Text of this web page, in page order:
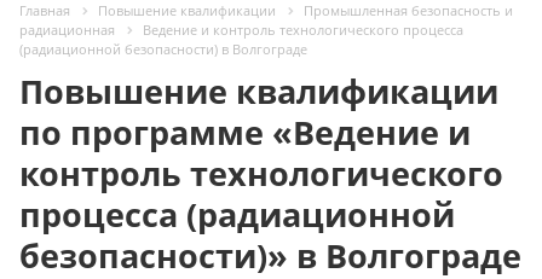
Главная Повышение квалификации
Промышленная безопасность и
радиационная
Ведение и контроль технологического процесса
(радиационной безопасности) в Волгограде
Повышение квалификации
по программе «Ведение и
контроль технологического
процесса (радиационной
безопасности)» в Волгограде